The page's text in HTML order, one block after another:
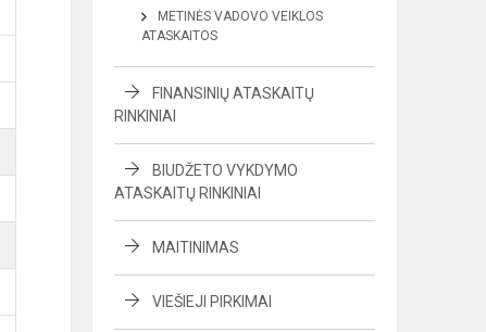
METINĖS VADOVO VEIKLOS
ATASKAITOS
FINANSINIŲ ATASKAITŲ
RINKINIAI
BIUDŽETO VYKDYMO
ATASKAITŲ RINKINIAI
MAITINIMAS
VIEŠIEJI PIRKIMAI